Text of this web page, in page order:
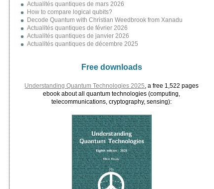
Actualités quantiques de mars 2026
How to compare logical qubits?
Decode Quantum with Christian Weedbrook from Xanadu
Actualités quantiques de février 2026
Actualités quantiques de janvier 2026
Actualités quantiques de décembre 2025
Free downloads
Understanding Quantum Technologies 2025 , a free 1,522 pages
ebook about all quantum technologies (computing,
telecommunications, cryptography, sensing):